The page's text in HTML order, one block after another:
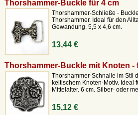
Thorshammer-Buckle für 4 cm
Thorshammer-Schließe -
Thorshammer. Ideal für den
Gewandung. 5,5 x 4,6 cm.
13,44 €
Thorshammer-Buckle mit Knoten -
Thorshammer-Schnalle im Stil
keltischem Knoten-Motiv. Ideal
Mittelalter. 6 cm. Silber- oder
15,12 €